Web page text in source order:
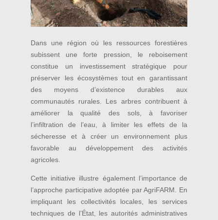
Dans une région où les ressources forestières
subissent une forte pression, le reboisement
constitue un investissement stratégique pour
préserver les écosystèmes tout en garantissant
des moyens d’existence durables aux
communautés rurales. Les arbres contribuent à
améliorer la qualité des sols, à favoriser
l’infiltration de l’eau, à limiter les effets de la
sécheresse et à créer un environnement plus
favorable au développement des activités
agricoles.
Cette initiative illustre également l’importance de
l’approche participative adoptée par AgriFARM. En
impliquant les collectivités locales, les services
techniques de l’État, les autorités administratives